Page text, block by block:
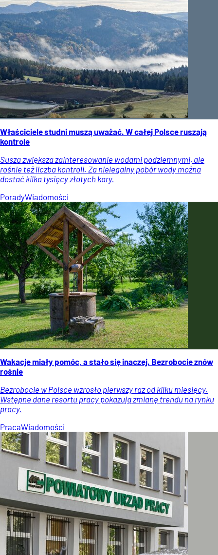
Właściciele studni muszą uważać. W całej Polsce ruszają
kontrole
Susza zwiększa zainteresowanie wodami podziemnymi, ale
rośnie też liczba kontroli. Za nielegalny pobór wody można
dostać kilka tysięcy złotych kary.
PoradyWiadomości
Wakacje miały pomóc, a stało się inaczej. Bezrobocie znów
rośnie
Bezrobocie w Polsce wzrosło pierwszy raz od kilku miesięcy.
Wstępne dane resortu pracy pokazują zmianę trendu na rynku
pracy.
PracaWiadomości